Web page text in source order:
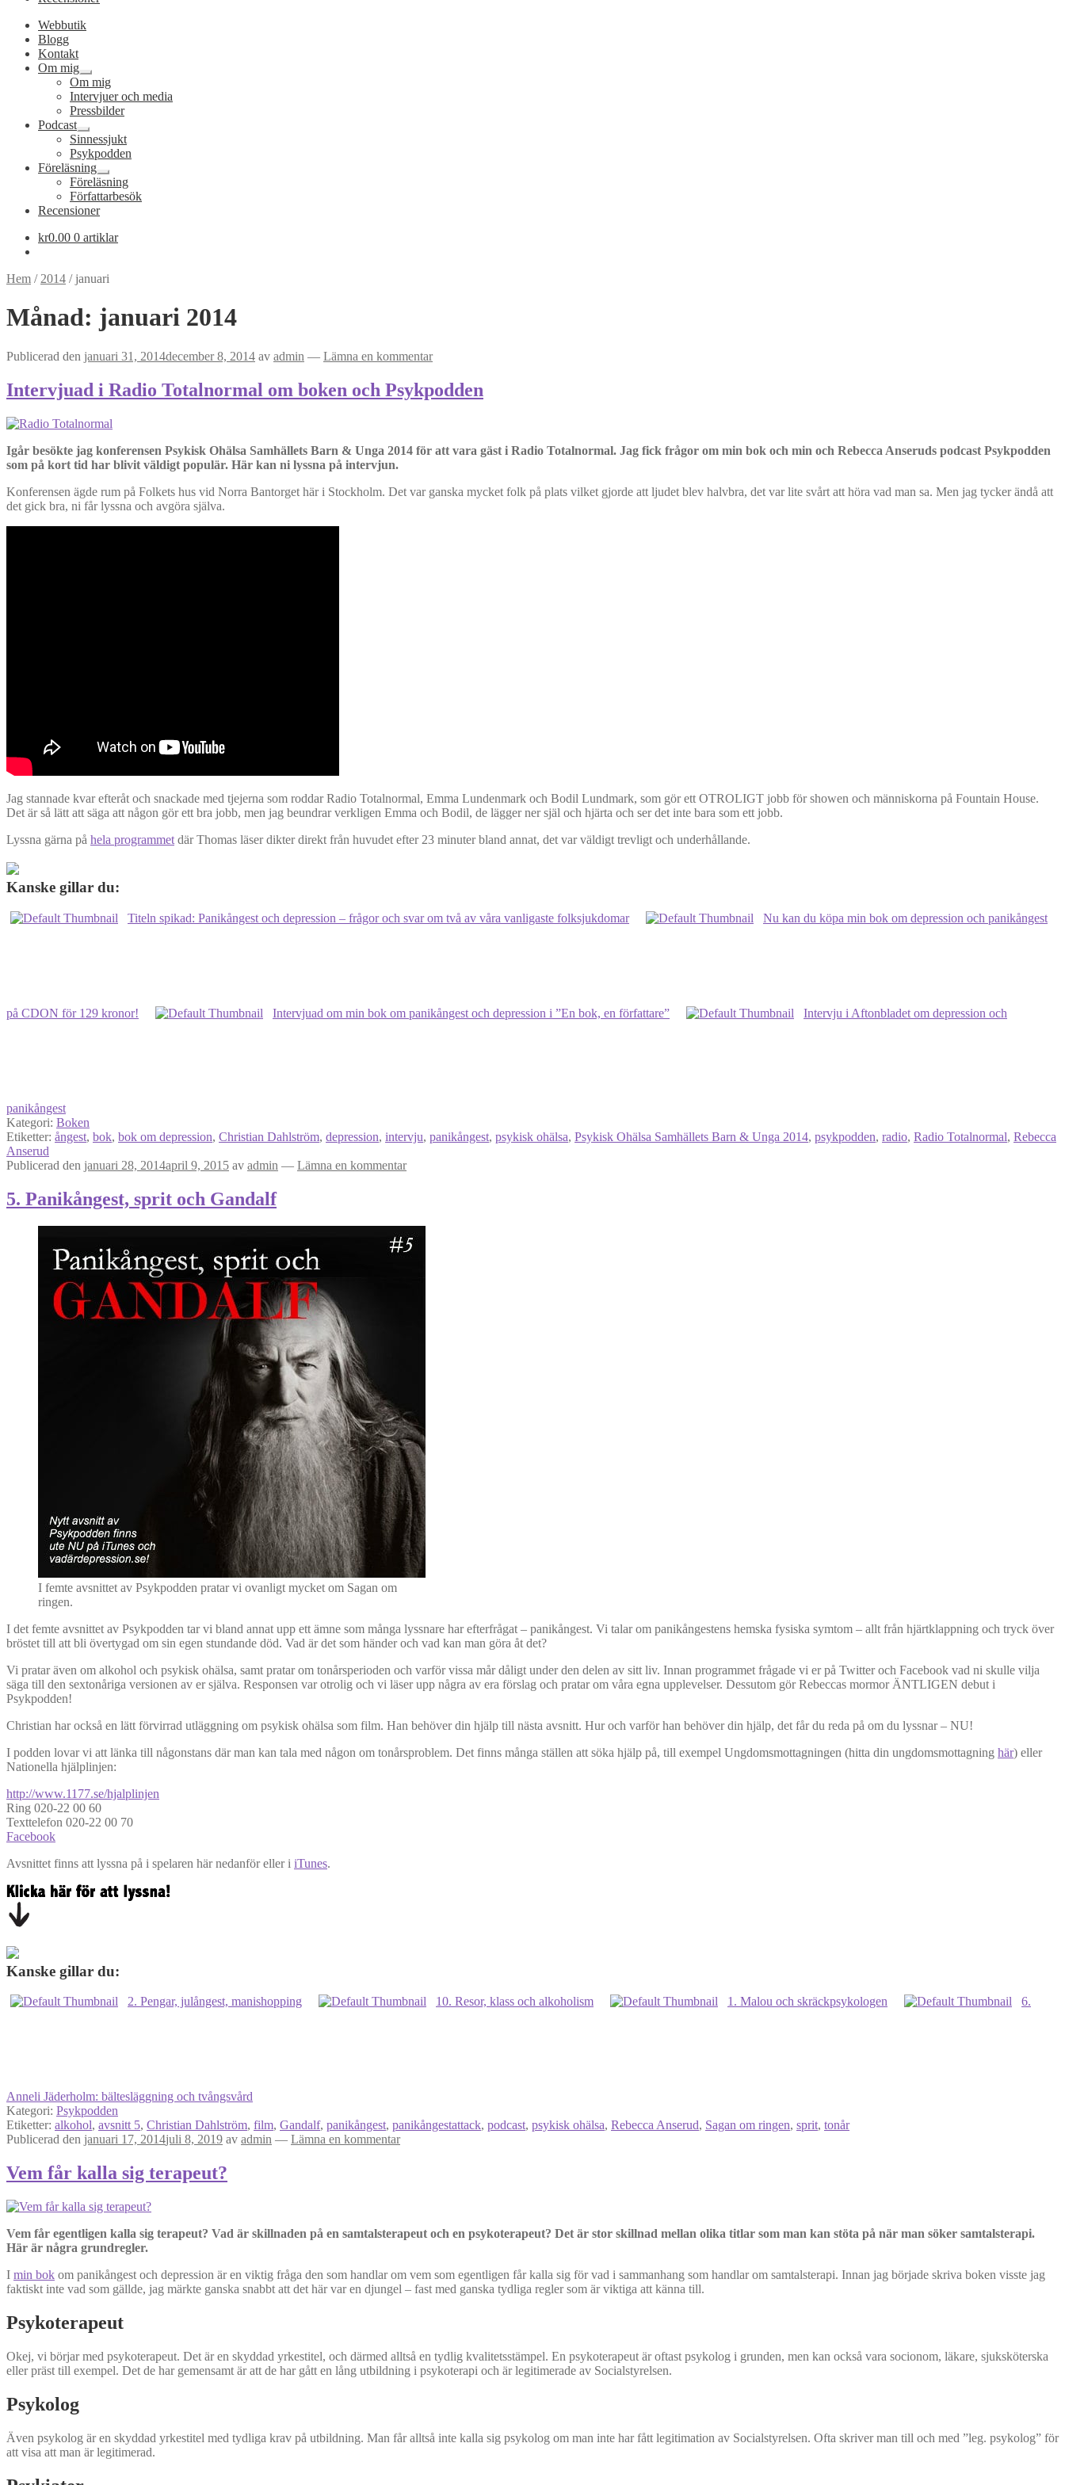
Webbutik
Blogg
Kontakt
Om mig
Expandera
undermeny
Om mig
Intervjuer och media
Pressbilder
Podcast
Expandera
undermeny
Sinnessjukt
Psykpodden
Föreläsning
Expandera
undermeny
Föreläsning
Författarbesök
Recensioner
kr0.00 0 artiklar
Hem / 2014 / januari
Månad: januari 2014
Publicerad den januari 31, 2014december 8, 2014 av admin — Lämna en kommentar
Intervjuad i Radio Totalnormal om boken och Psykpodden
Igår besökte jag konferensen Psykisk Ohälsa Samhällets Barn & Unga 2014 för att vara gäst i Radio Totalnormal. Jag fick frågor om min bok och min och Rebecca Anseruds podcast Psykpodden
som på kort tid har blivit väldigt populär. Här kan ni lyssna på intervjun.
Konferensen ägde rum på Folkets hus vid Norra Bantorget här i Stockholm. Det var ganska mycket folk på plats vilket gjorde att ljudet blev halvbra, det var lite svårt att höra vad man sa. Men jag tycker ändå att
det gick bra, ni får lyssna och avgöra själva.
Jag stannade kvar efteråt och snackade med tjejerna som roddar Radio Totalnormal, Emma Lundenmark och Bodil Lundmark, som gör ett OTROLIGT jobb för showen och människorna på Fountain House.
Det är så lätt att säga att någon gör ett bra jobb, men jag beundrar verkligen Emma och Bodil, de lägger ner själ och hjärta och ser det inte bara som ett jobb.
Lyssna gärna på hela programmet där Thomas läser dikter direkt från huvudet efter 23 minuter bland annat, det var väldigt trevligt och underhållande.
Kanske gillar du:
Titeln spikad: Panikångest och depression – frågor och svar om två av våra vanligaste folksjukdomar Nu kan du köpa min bok om depression och panikångest
på CDON för 129 kronor! Intervjuad om min bok om panikångest och depression i ”En bok, en författare” Intervju i Aftonbladet om depression och
panikångest
Kategori: Boken
Etiketter: ångest, bok, bok om depression, Christian Dahlström, depression, intervju, panikångest, psykisk ohälsa, Psykisk Ohälsa Samhällets Barn & Unga 2014, psykpodden, radio, Radio Totalnormal, Rebecca
Anserud
Publicerad den januari 28, 2014april 9, 2015 av admin — Lämna en kommentar
5. Panikångest, sprit och Gandalf
I femte avsnittet av Psykpodden pratar vi ovanligt mycket om Sagan om
ringen.
I det femte avsnittet av Psykpodden tar vi bland annat upp ett ämne som många lyssnare har efterfrågat – panikångest. Vi talar om panikångestens hemska fysiska symtom – allt från hjärtklappning och tryck över
bröstet till att bli övertygad om sin egen stundande död. Vad är det som händer och vad kan man göra åt det?
Vi pratar även om alkohol och psykisk ohälsa, samt pratar om tonårsperioden och varför vissa mår dåligt under den delen av sitt liv. Innan programmet frågade vi er på Twitter och Facebook vad ni skulle vilja
säga till den sextonåriga versionen av er själva. Responsen var otrolig och vi läser upp några av era förslag och pratar om våra egna upplevelser. Dessutom gör Rebeccas mormor ÄNTLIGEN debut i
Psykpodden!
Christian har också en lätt förvirrad utläggning om psykisk ohälsa som film. Han behöver din hjälp till nästa avsnitt. Hur och varför han behöver din hjälp, det får du reda på om du lyssnar – NU!
I podden lovar vi att länka till någonstans där man kan tala med någon om tonårsproblem. Det finns många ställen att söka hjälp på, till exempel Ungdomsmottagningen (hitta din ungdomsmottagning här) eller
Nationella hjälplinjen:
http://www.1177.se/hjalplinjen
Ring 020-22 00 60
Texttelefon 020-22 00 70
Facebook
Avsnittet finns att lyssna på i spelaren här nedanför eller i iTunes.
Kanske gillar du:
2. Pengar, julångest, manishopping 10. Resor, klass och alkoholism 1. Malou och skräckpsykologen 6.
Anneli Jäderholm: bältesläggning och tvångsvård
Kategori: Psykpodden
Etiketter: alkohol, avsnitt 5, Christian Dahlström, film, Gandalf, panikångest, panikångestattack, podcast, psykisk ohälsa, Rebecca Anserud, Sagan om ringen, sprit, tonår
Publicerad den januari 17, 2014juli 8, 2019 av admin — Lämna en kommentar
Vem får kalla sig terapeut?
Vem får egentligen kalla sig terapeut? Vad är skillnaden på en samtalsterapeut och en psykoterapeut? Det är stor skillnad mellan olika titlar som man kan stöta på när man söker samtalsterapi.
Här är några grundregler.
I min bok om panikångest och depression är en viktig fråga den som handlar om vem som egentligen får kalla sig för vad i sammanhang som handlar om samtalsterapi. Innan jag började skriva boken visste jag
faktiskt inte vad som gällde, jag märkte ganska snabbt att det här var en djungel – fast med ganska tydliga regler som är viktiga att känna till.
Psykoterapeut
Okej, vi börjar med psykoterapeut. Det är en skyddad yrkestitel, och därmed alltså en tydlig kvalitetsstämpel. En psykoterapeut är oftast psykolog i grunden, men kan också vara socionom, läkare, sjuksköterska
eller präst till exempel. Det de har gemensamt är att de har gått en lång utbildning i psykoterapi och är legitimerade av Socialstyrelsen.
Psykolog
Även psykolog är en skyddad yrkestitel med tydliga krav på utbildning. Man får alltså inte kalla sig psykolog om man inte har fått legitimation av Socialstyrelsen. Ofta skriver man till och med ”leg. psykolog” för
att visa att man är legitimerad.